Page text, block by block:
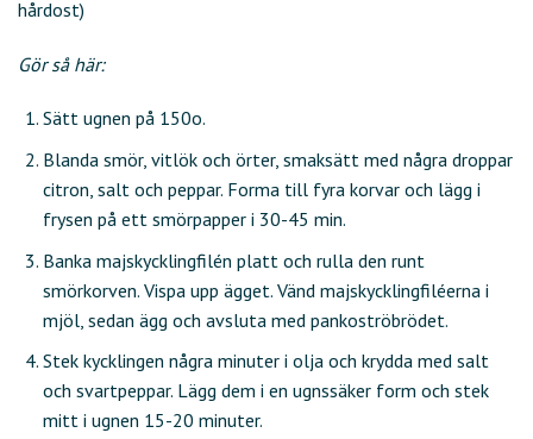
hårdost)
Gör så här:
Sätt ugnen på 150o.
Blanda smör, vitlök och örter, smaksätt med några droppar
citron, salt och peppar. Forma till fyra korvar och lägg i
frysen på ett smörpapper i 30-45 min.
Banka majskycklingfilén platt och rulla den runt
smörkorven. Vispa upp ägget. Vänd majskycklingfiléerna i
mjöl, sedan ägg och avsluta med pankoströbrödet.
Stek kycklingen några minuter i olja och krydda med salt
och svartpeppar. Lägg dem i en ugnssäker form och stek
mitt i ugnen 15-20 minuter.